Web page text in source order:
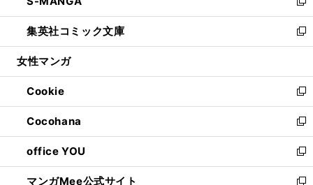
開
く
ウ
で
開
ィ
ン
ド
ウ
開
く
い
ウ
ィ
ン
ウ
で
開
く
新
し
い
ウ
ン
ド
ウ
で
開
く
集英社コミック文庫
新
し
ウ
ィ
ン
ド
ウ
で
開
く
女性マンガ
Cookie
新
し
い
ウ
ィ
ン
ド
Cocohana
新
し
い
ウ
office YOU
新
し
マンガMee公式サイト